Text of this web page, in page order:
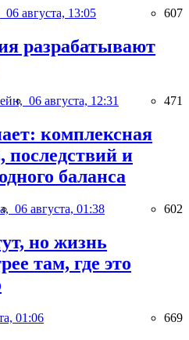
06 августа, 13:05 607
разрабатывают
06 августа, 12:31 471
комплексная
последствий и
баланса
06 августа, 01:38 602
но жизнь
там, где это
01:06 669